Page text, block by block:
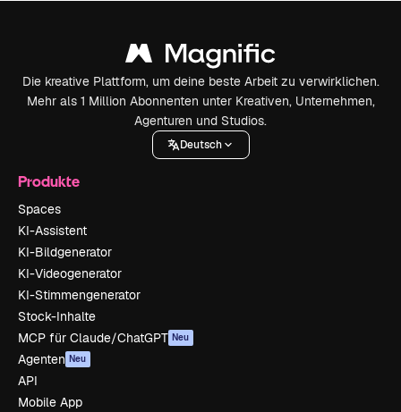
Die kreative Plattform, um deine beste Arbeit zu verwirklichen.
Mehr als 1 Million Abonnenten unter Kreativen, Unternehmen,
Agenturen und Studios.
Deutsch
Produkte
Spaces
KI-Assistent
KI-Bildgenerator
KI-Videogenerator
KI-Stimmengenerator
Stock-Inhalte
MCP für Claude/ChatGPT Neu
Agenten Neu
API
Mobile App